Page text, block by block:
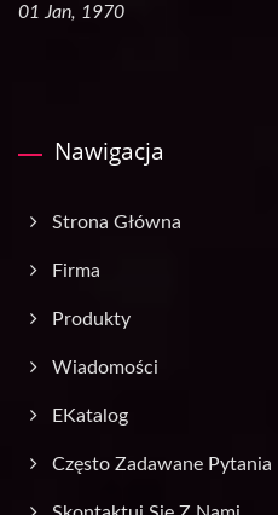
01 Jan, 1970
Nawigacja
Strona Główna
Firma
Produkty
Wiadomości
EKatalog
Często Zadawane Pytania